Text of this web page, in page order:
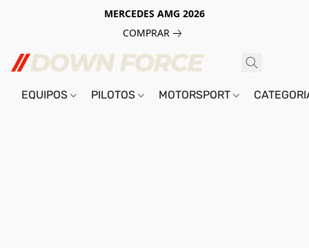
MERCEDES AMG 2026
COMPRAR
EQUIPOS PILOTOS MOTORSPORT